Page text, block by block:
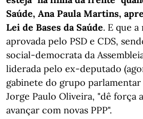
Saúde, Ana Paula Martins,
Lei de Bases da Saúde. E que
aprovada pelo PSD e CDS,
social-democrata da
liderada pelo ex-deputado
gabinete do grupo
Jorge Paulo Oliveira, "dê força
avançar com novas PPP".